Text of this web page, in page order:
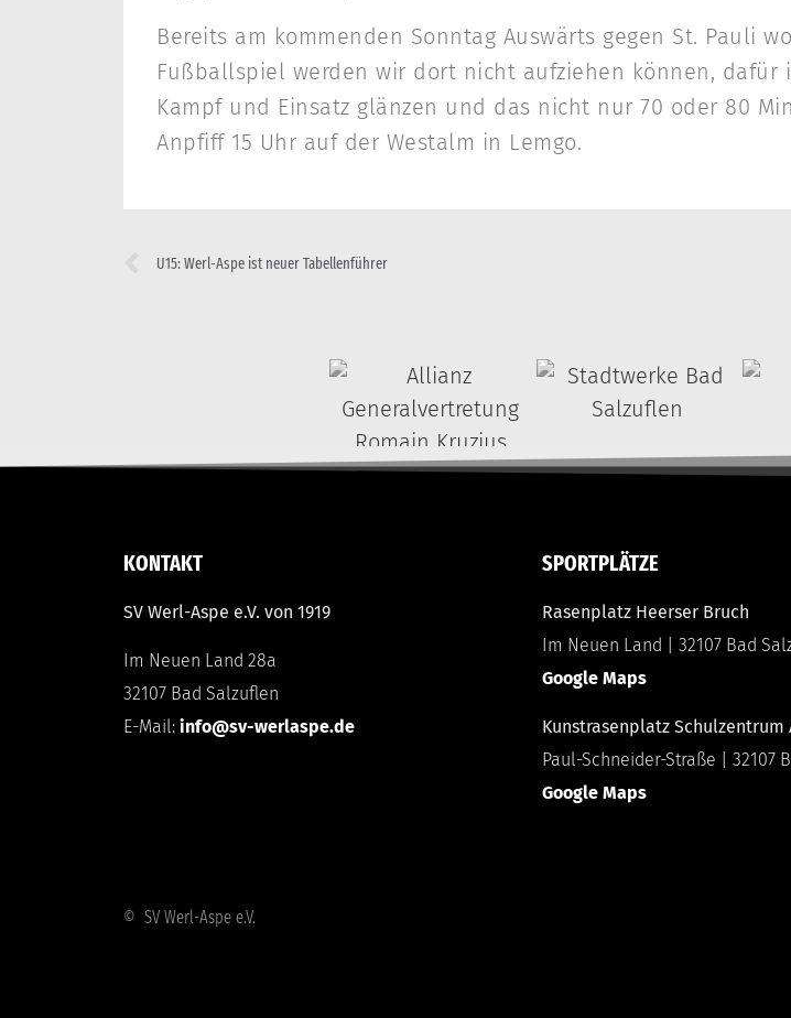
Bereits am kommenden Sonntag Auswärts gegen St. Pauli
Fußballspiel werden wir dort nicht aufziehen können, dafür
Kampf und Einsatz glänzen und das nicht nur 70 oder 80
Anpfiff 15 Uhr auf der Westalm in Lemgo.
U15: Werl-Aspe ist neuer Tabellenführer
KONTAKT
SV Werl-Aspe e.V. von 1919
Im Neuen Land 28a
32107 Bad Salzuflen
E-Mail: info@sv-werlaspe.de
SPORTPLÄTZE
Rasenplatz Heerser Bruch
Im Neuen Land | 32107 Bad
Google Maps
Kunstrasenplatz Schulzentrum
Paul-Schneider-Straße | 32107
Google Maps
© SV Werl-Aspe e.V.